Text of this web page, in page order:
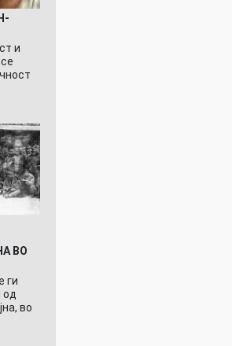
и
ВО
ги
од
во